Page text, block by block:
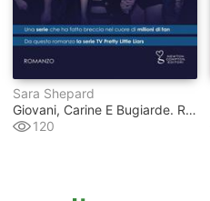
Sara Shepard
Giovani, Carine E Bugiarde. Ricercate
120